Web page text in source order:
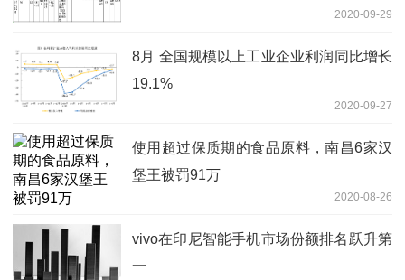
2020-09-29
8月 全国规模以上工业企业利润同比增长
19.1%
2020-09-27
使用超过保质期的食品原料，南昌6家汉
堡王被罚91万
2020-08-26
vivo在印尼智能手机市场份额排名跃升第
一